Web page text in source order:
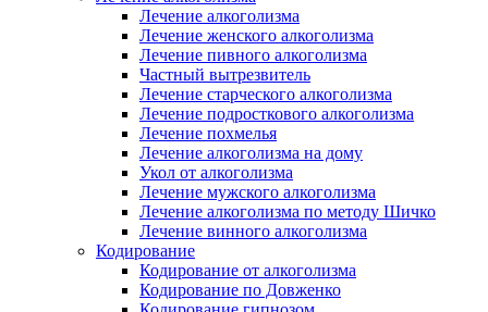
Лечение алкоголизма
Лечение женского алкоголизма
Лечение пивного алкоголизма
Частный вытрезвитель
Лечение старческого алкоголизма
Лечение подросткового алкоголизма
Лечение похмелья
Лечение алкоголизма на дому
Укол от алкоголизма
Лечение мужского алкоголизма
Лечение алкоголизма по методу Шичко
Лечение винного алкоголизма
Кодирование
Кодирование от алкоголизма
Кодирование по Довженко